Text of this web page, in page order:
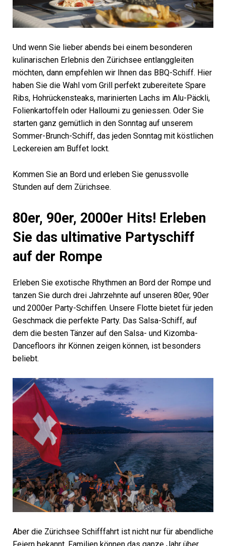
Und wenn Sie lieber abends bei einem besonderen
kulinarischen Erlebnis den Zürichsee entlanggleiten
möchten, dann empfehlen wir Ihnen das BBQ-Schiff. Hier
haben Sie die Wahl vom Grill perfekt zubereitete Spare
Ribs, Hohrückensteaks, marinierten Lachs im Alu-Päckli,
Folienkartoffeln oder Halloumi zu geniessen. Oder Sie
starten ganz gemütlich in den Sonntag auf unserem
Sommer-Brunch-Schiff, das jeden Sonntag mit köstlichen
Leckereien am Buffet lockt.
Kommen Sie an Bord und erleben Sie genussvolle
Stunden auf dem Zürichsee.
80er, 90er, 2000er Hits! Erleben
Sie das ultimative Partyschiff
auf der Rompe
Erleben Sie exotische Rhythmen an Bord der Rompe und
tanzen Sie durch drei Jahrzehnte auf unseren 80er, 90er
und 2000er Party-Schiffen. Unsere Flotte bietet für jeden
Geschmack die perfekte Party. Das Salsa-Schiff, auf
dem die besten Tänzer auf den Salsa- und Kizomba-
Dancefloors ihr Können zeigen können, ist besonders
beliebt.
Aber die Zürichsee Schifffahrt ist nicht nur für abendliche